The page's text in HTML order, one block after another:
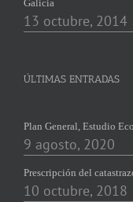
Galicia
13 octubre, 2014
ÚLTIMAS ENTRADAS
Plan General, Estudio
9 agosto, 2020
Prescripción del
10 octubre, 2018